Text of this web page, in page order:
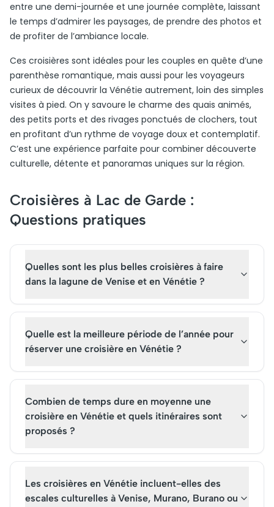
entre une demi-journée et une journée complète, laissant
le temps d’admirer les paysages, de prendre des photos et
de profiter de l’ambiance locale.
Ces croisières sont idéales pour les couples en quête d’une
parenthèse romantique, mais aussi pour les voyageurs
curieux de découvrir la Vénétie autrement, loin des simples
visites à pied. On y savoure le charme des quais animés,
des petits ports et des rivages ponctués de clochers, tout
en profitant d’un rythme de voyage doux et contemplatif.
C’est une expérience parfaite pour combiner découverte
culturelle, détente et panoramas uniques sur la région.
Croisières à Lac de Garde :
Questions pratiques
Quelles sont les plus belles croisières à faire
dans la lagune de Venise et en Vénétie ?
Quelle est la meilleure période de l’année pour
réserver une croisière en Vénétie ?
Combien de temps dure en moyenne une
croisière en Vénétie et quels itinéraires sont
proposés ?
Les croisières en Vénétie incluent-elles des
escales culturelles à Venise, Murano, Burano ou